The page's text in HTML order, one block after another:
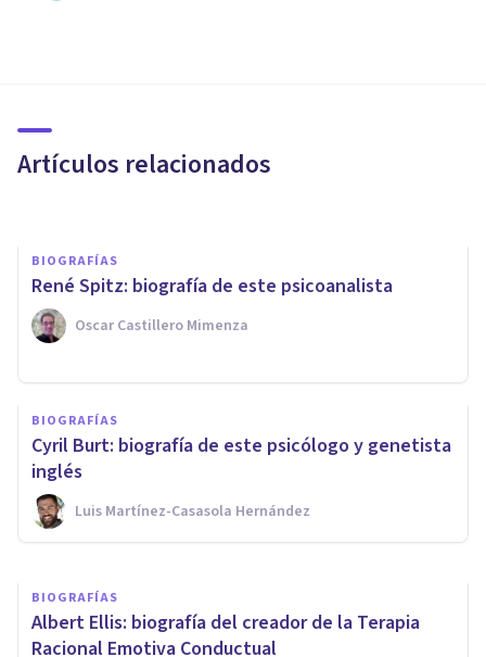
Artículos relacionados
esta psicoanalista
BIOGRAFÍAS
René Spitz: biografía de este psicoanalista
Oscar Castillero Mimenza
BIOGRAFÍAS
Cyril Burt: biografía de este psicólogo y genetista
inglés
Luis Martínez-Casasola Hernández
Gordon Allport: biografía de
este psicólogo de la
personalidad
Nahum Montagud Rubio
BIOGRAFÍAS
Albert Ellis: biografía del creador de la Terapia
Racional Emotiva Conductual